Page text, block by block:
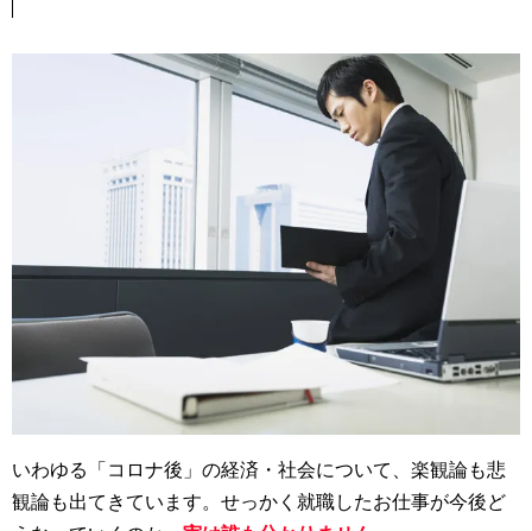
いわゆる「コロナ後」の経済・社会について、楽観論も悲
観論も出てきています。せっかく就職したお仕事が今後ど